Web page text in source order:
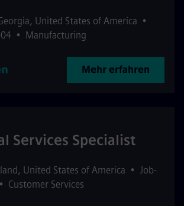
, United States of America •
• Manufacturing
Mehr erfahren
Services Specialist
, United States of America • Job-
• Customer Services